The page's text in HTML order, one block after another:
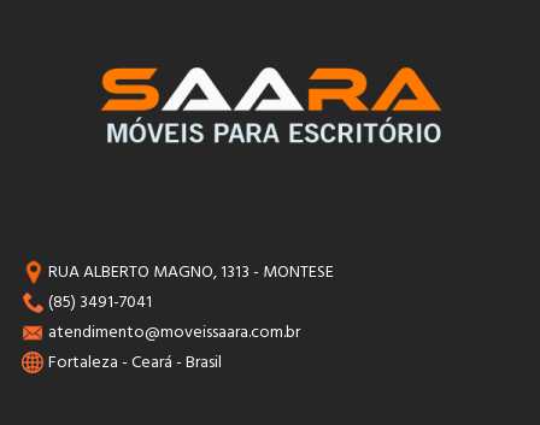
RUA ALBERTO MAGNO, 1313 - MONTESE
(85) 3491-7041
atendimento@moveissaara.com.br
Fortaleza - Ceará - Brasil